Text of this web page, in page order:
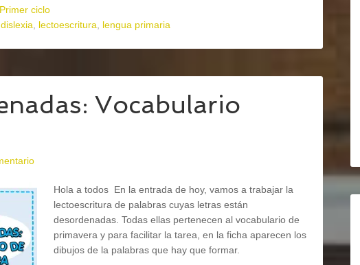
Primer ciclo
dislexia lectoescritura lengua primaria
Vocabulario
Hola a todos En la entrada de hoy, vamos a trabajar la
lectoescritura de palabras cuyas letras están
desordenadas. Todas ellas pertenecen al vocabulario de
primavera y para facilitar la tarea, en la ficha aparecen los
dibujos de la palabras que hay que formar.